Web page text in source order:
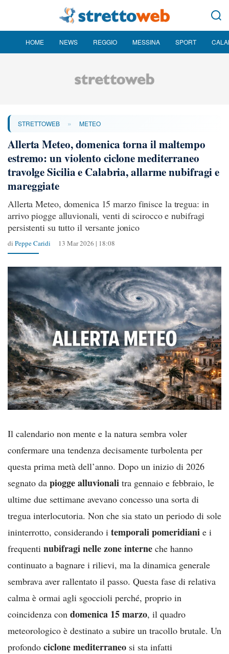
HOME NEWS REGGIO MESSINA SPORT
STRETTOWEB » METEO
Allerta Meteo, domenica torna il maltempo
estremo: un violento ciclone mediterraneo
travolge Sicilia e Calabria, allarme nubifragi e
mareggiate
Allerta Meteo, domenica 15 marzo finisce la tregua: in
arrivo piogge alluvionali, venti di scirocco e nubifragi
persistenti su tutto il versante jonico
di Peppe Caridi 13 Mar 2026 | 18:08
Il calendario non mente e la natura sembra voler
confermare una tendenza decisamente turbolenta per
questa prima metà dell’anno. Dopo un inizio di 2026
segnato da piogge alluvionali tra gennaio e febbraio, le
ultime due settimane avevano concesso una sorta di
tregua interlocutoria. Non che sia stato un periodo di sole
ininterrotto, considerando i temporali pomeridiani e i
frequenti nubifragi nelle zone interne che hanno
continuato a bagnare i rilievi, ma la dinamica generale
sembrava aver rallentato il passo. Questa fase di relativa
calma è ormai agli sgoccioli perché, proprio in
coincidenza con domenica 15 marzo, il quadro
meteorologico è destinato a subire un tracollo brutale. Un
profondo ciclone mediterraneo si sta infatti